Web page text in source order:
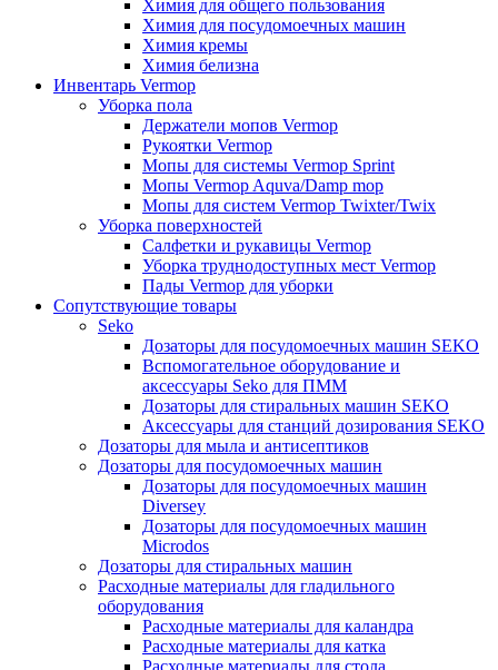
Химия для общего пользования
Химия для посудомоечных машин
Химия кремы
Химия белизна
Инвентарь Vermop
Уборка пола
Держатели мопов Vermop
Рукоятки Vermop
Мопы для системы Vermop Sprint
Мопы Vermop Aquva/Damp mop
Мопы для систем Vermop Twixter/Twix
Уборка поверхностей
Салфетки и рукавицы Vermop
Уборка труднодоступных мест Vermop
Пады Vermop для уборки
Сопутствующие товары
Seko
Дозаторы для посудомоечных машин SEKO
Вспомогательное оборудование и
аксессуары Seko для ПММ
Дозаторы для стиральных машин SEKO
Аксессуары для станций дозирования SEKO
Дозаторы для мыла и антисептиков
Дозаторы для посудомоечных машин
Дозаторы для посудомоечных машин
Diversey
Дозаторы для посудомоечных машин
Microdos
Дозаторы для стиральных машин
Расходные материалы для гладильного
оборудования
Расходные материалы для каландра
Расходные материалы для катка
Расходные материалы для стола